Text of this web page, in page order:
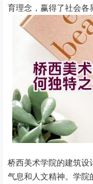
育理念，赢得了社会各
桥西美术学院的建筑
气息和人文精神。学